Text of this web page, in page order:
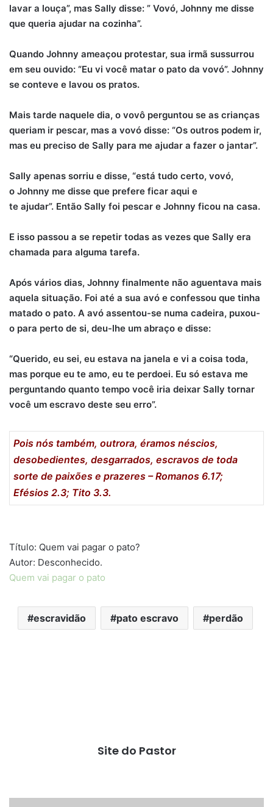
lavar a louça”, mas Sally disse: ” Vovó, Johnny me disse
que queria ajudar na cozinha”.
Quando Johnny ameaçou protestar, sua irmã sussurrou
em seu ouvido: “Eu vi você matar o pato da vovó”. Johnny
se conteve e lavou os pratos.
Mais tarde naquele dia, o vovô perguntou se as crianças
queriam ir pescar, mas a vovó disse: “Os outros podem ir,
mas eu preciso de Sally para me ajudar a fazer o jantar”.
Sally apenas sorriu e disse, “está tudo certo, vovó,
o Johnny me disse que prefere ficar aqui e
te ajudar”. Então Sally foi pescar e Johnny ficou na casa.
E isso passou a se repetir todas as vezes que Sally era
chamada para alguma tarefa.
Após vários dias, Johnny finalmente não aguentava mais
aquela situação. Foi até a sua avó e confessou que tinha
matado o pato. A avó assentou-se numa cadeira, puxou-
o para perto de si, deu-lhe um abraço e disse:
“Querido, eu sei, eu estava na janela e vi a coisa toda,
mas porque eu te amo, eu te perdoei. Eu só estava me
perguntando quanto tempo você iria deixar Sally tornar
você um escravo deste seu erro”.
Pois nós também, outrora, éramos néscios,
desobedientes, desgarrados, escravos de toda
sorte de paixões e prazeres –Romanos 6.17;
Efésios 2.3; Tito 3.3.
Título: Quem vai pagar o pato?
Autor: Desconhecido.
Quem vai pagar o pato
escravidão pato escravo perdão
Site do Pastor